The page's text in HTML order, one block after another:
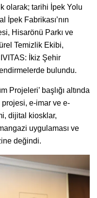
olarak; tarihi İpek Yolu
İpek Fabrikası’nın
Hisarönü Parkı ve
Temizlik Ekibi,
İkiz Şehir
bulundu.
Projeleri’ başlığı altında
e-imar ve e-
dijital kiosklar,
uygulaması ve
değindi.